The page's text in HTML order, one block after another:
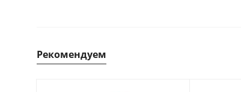
Рекомендуем